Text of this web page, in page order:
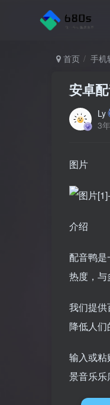
首页 手机
安卓
Ly
3
图片
介绍
配音鸭
热度，与
我们提
降低人们
输入或
景音乐乐